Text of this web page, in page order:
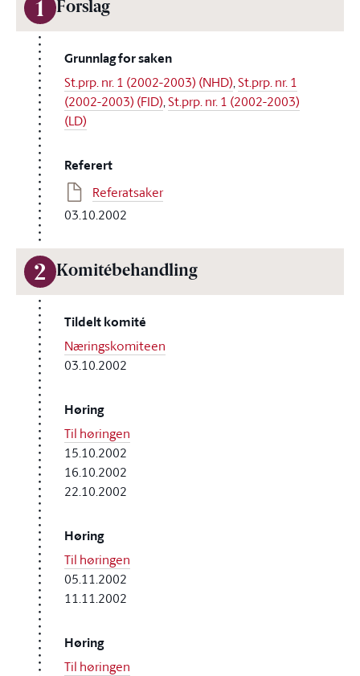
1 Forslag
Grunnlag for saken
St.prp. nr. 1 (2002-2003) (NHD),St.prp. nr. 1
(2002-2003) (FID),St.prp. nr. 1 (2002-2003)
(LD)
Referert
Referatsaker
03.10.2002
2 Komitébehandling
Tildelt komité
Næringskomiteen
03.10.2002
Høring
Til høringen
15.10.2002
16.10.2002
22.10.2002
Høring
Til høringen
05.11.2002
11.11.2002
Høring
Til høringen